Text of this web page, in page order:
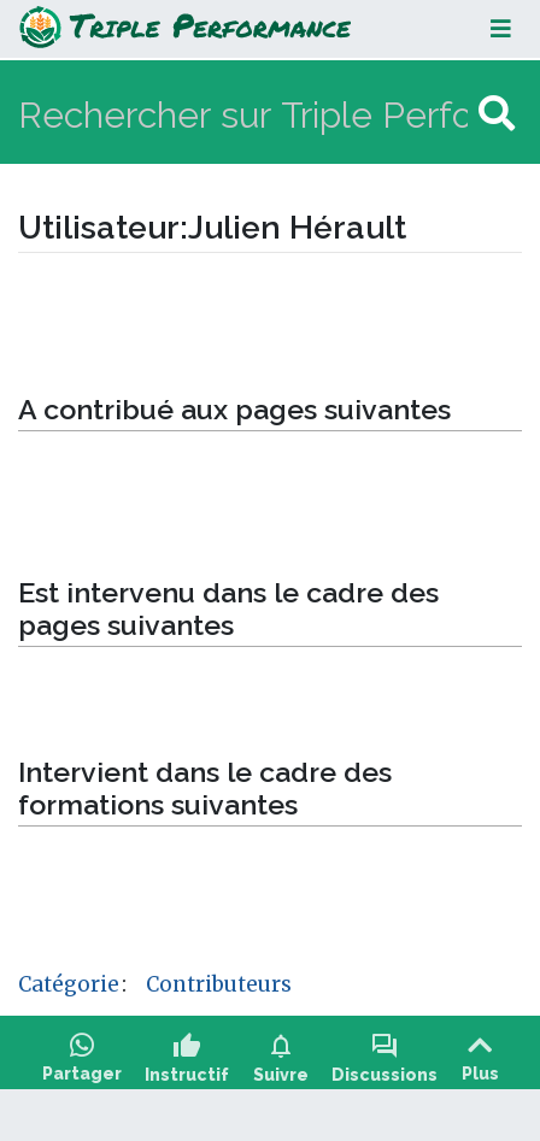
Julien Hérault
Utilisateur:Julien Hérault
A contribué aux pages suivantes
Est intervenu dans le cadre des
pages suivantes
Intervient dans le cadre des
formations suivantes
Catégorie: Contributeurs
Partager
thumb_up
Instructif
notifications
Suivre
forum
Discussions Plus